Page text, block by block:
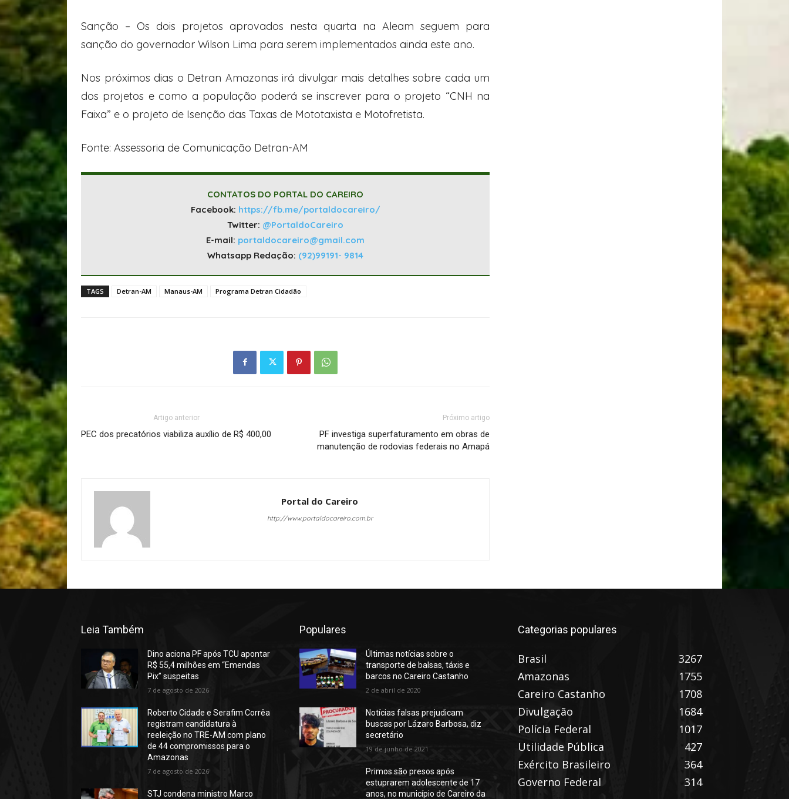
Sanção – Os dois projetos aprovados nesta quarta na Aleam seguem para
sanção do governador Wilson Lima para serem implementados ainda este ano.
Nos próximos dias o Detran Amazonas irá divulgar mais detalhes sobre cada um
dos projetos e como a população poderá se inscrever para o projeto “CNH na
Faixa” e o projeto de Isenção das Taxas de Mototaxista e Motofretista.
Fonte: Assessoria de Comunicação Detran-AM
CONTATOS DO PORTAL DO CAREIRO
Facebook: https://fb.me/portaldocareiro/
Twitter: @PortaldoCareiro
E-mail: portaldocareiro@gmail.com
Whatsapp Redação: (92)99191- 9814
TAGS Detran-AM Manaus-AM Programa Detran Cidadão
Artigo anterior
PEC dos precatórios viabiliza auxílio de R$ 400,00
Próximo artigo
PF investiga superfaturamento em obras de
manutenção de rodovias federais no Amapá
Portal do Careiro
http://www.portaldocareiro.com.br
Leia Também
Dino aciona PF após TCU apontar
R$ 55,4 milhões em “Emendas
Pix” suspeitas
7 de agosto de 2026
Roberto Cidade e Serafim Corrêa
registram candidatura à
reeleição no TRE-AM com plano
de 44 compromissos para o
Amazonas
7 de agosto de 2026
STJ condena ministro Marco
Populares
Últimas notícias sobre o
transporte de balsas, táxis e
barcos no Careiro Castanho
2 de abril de 2020
Notícias falsas prejudicam
buscas por Lázaro Barbosa, diz
secretário
19 de junho de 2021
Primos são presos após
estuprarem adolescente de 17
anos, no município de Careiro da
Categorias populares
Brasil
3267
Amazonas
1755
Careiro Castanho
1708
Divulgação
1684
Polícia Federal
1017
Utilidade Pública
427
Exército Brasileiro
364
Governo Federal
314